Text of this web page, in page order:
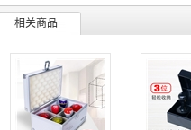
相关商品